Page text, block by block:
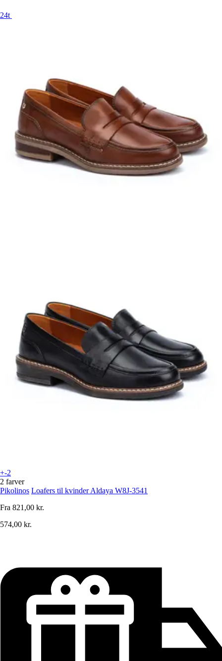
24t
+-2
2 farver
Pikolinos Loafers til kvinder Aldaya W8J-3541
Fra 821,00 kr.
574,00 kr.